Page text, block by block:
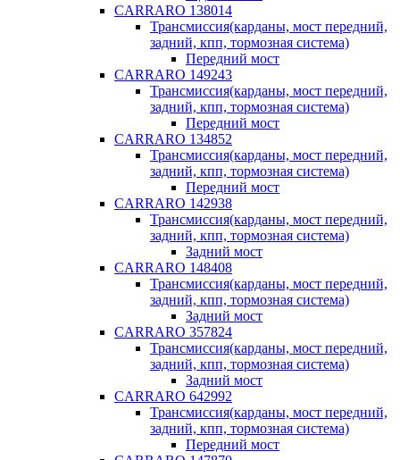
CARRARO 138014
Трансмиссия(карданы, мост передний,
задний, кпп, тормозная система)
Передний мост
CARRARO 149243
Трансмиссия(карданы, мост передний,
задний, кпп, тормозная система)
Передний мост
CARRARO 134852
Трансмиссия(карданы, мост передний,
задний, кпп, тормозная система)
Передний мост
CARRARO 142938
Трансмиссия(карданы, мост передний,
задний, кпп, тормозная система)
Задний мост
CARRARO 148408
Трансмиссия(карданы, мост передний,
задний, кпп, тормозная система)
Задний мост
CARRARO 357824
Трансмиссия(карданы, мост передний,
задний, кпп, тормозная система)
Задний мост
CARRARO 642992
Трансмиссия(карданы, мост передний,
задний, кпп, тормозная система)
Передний мост